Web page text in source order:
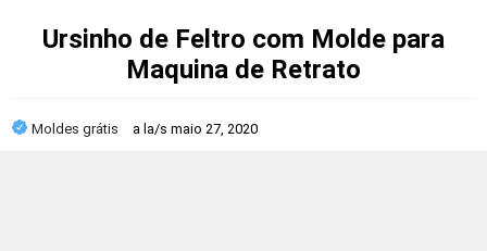
Ursinho de Feltro com Molde para
Maquina de Retrato
Moldes grátis a la/s maio 27, 2020